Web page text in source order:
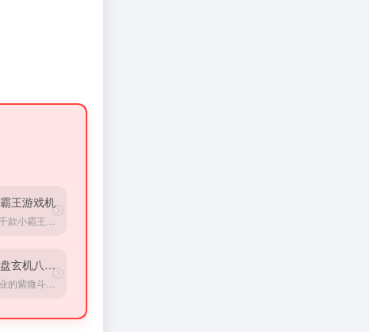
王游戏机
命盘玄机八字测算
专业的紫微斗数命盘解析、四柱八字算命、梅花易数占卜服务。